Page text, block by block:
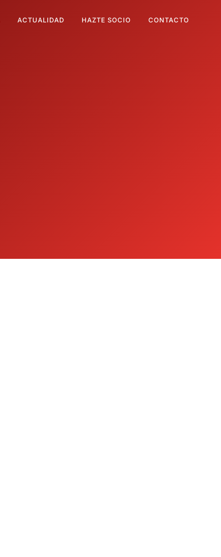
ACTUALIDAD HAZTE SOCIO CONTACTO